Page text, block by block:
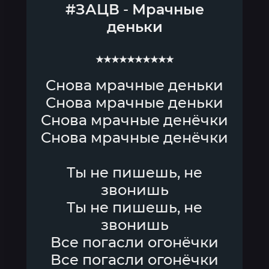
#ЗАЦВ - Мрачные
деньки
★★★★★★★★★★
Снова мрачные деньки
Снова мрачные деньки
Снова мрачные денёчки
Снова мрачные денёчки
Ты не пишешь, не
звонишь
Ты не пишешь, не
звонишь
Все погасли огонёчки
Все погасли огонёчки